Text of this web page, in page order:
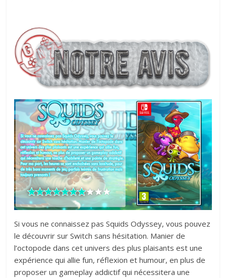
Si vous ne connaissez pas Squids Odyssey, vous pouvez
le découvrir sur Switch sans hésitation. Manier de
l’octopode dans cet univers des plus plaisants est une
expérience qui allie fun, réflexion et humour, en plus de
proposer un gameplay addictif qui nécessitera une